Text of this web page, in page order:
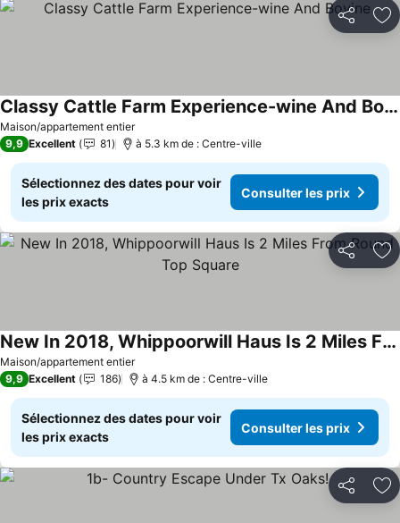
Partager
Maison/appartement entier
Classy Cattle Farm Experience-wine And Bovine
Consulter les prix
9,9 Excellent 81 à 5.3 km de : Centre-ville
Sélectionnez des dates pour voir
les prix exacts
Consulter les prix
Partager
Maison/appartement entier
New In 2018, Whippoorwill Haus Is 2 Miles From Round Top Square
Consulter les prix
9,9 Excellent 186 à 4.5 km de : Centre-ville
Sélectionnez des dates pour voir
les prix exacts
Consulter les prix
Partager